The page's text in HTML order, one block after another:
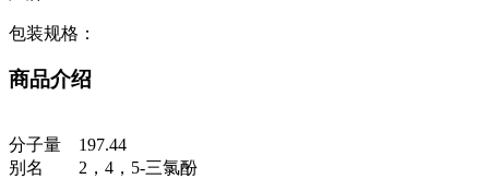
包装规格：
商品介绍
分子量
197.44
别名
2，4，5-三氯酚